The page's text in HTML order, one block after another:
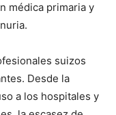
médica primaria y
suizos
Desde la
a los hospitales y